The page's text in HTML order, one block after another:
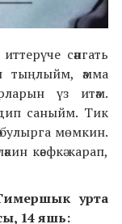
сәнгать
тыңлыйм, әмма
үз итәм.
дип саныйм. Тик
мөмкин.
кәефкә карап,
урта
14 яшь: